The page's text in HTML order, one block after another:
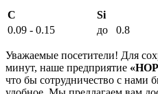
C Si
0.09 - 0.15
до 0.8
Уважаемые посетители! Для
минут, наше предприятие
что бы сотрудничество с нами